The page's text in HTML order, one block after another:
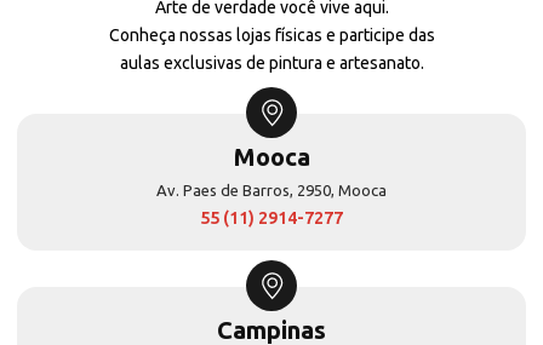
Arte de verdade você vive aqui.
Conheça nossas lojas físicas e participe das
aulas exclusivas de pintura e artesanato.
Mooca
Av. Paes de Barros, 2950, Mooca
55 (11) 2914-7277
Campinas